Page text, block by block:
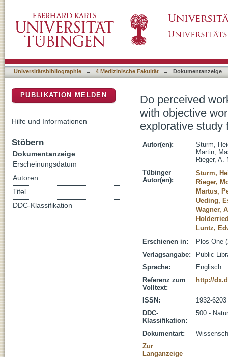
patient outcomes: A cross-sectional
Universitätsbibliographie → 4 Medizinische Fakultät → Dokumentanzeige
Do perceived
with objective
explorative study
Autor(en):
Sturm,
Martin;
Rieger, A.
Tübinger
Autor(en):
Sturm,
Rieger,
Martus,
Ueding,
Wagner,
Luntz,
Erschienen in:
Plos One
Verlagsangabe:
Public
Sprache:
Englisch
Referenz zum
Volltext:
http://
ISSN:
1932-6203
DDC-
Klassifikation:
500 -
Dokumentart:
Zur
Langanzeige
PUBLIKATION MELDEN
Hilfe und Informationen
Stöbern
Dokumentanzeige
Erscheinungsdatum
Autoren
Titel
DDC-Klassifikation